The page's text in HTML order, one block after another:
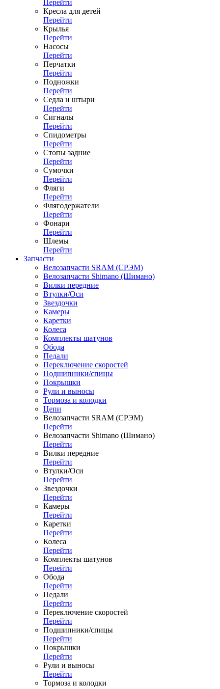
Перейти
Кресла для детей
Перейти
Крылья
Перейти
Насосы
Перейти
Перчатки
Перейти
Подножки
Перейти
Седла и штыри
Перейти
Сигналы
Перейти
Спидометры
Перейти
Стопы задние
Перейти
Сумочки
Перейти
Фляги
Перейти
Флягодержатели
Перейти
Фонари
Перейти
Шлемы
Перейти
Запчасти
Велозапчасти SRAM (СРЭМ)
Велозапчасти Shimano (Шимано)
Вилки передние
Втулки/Оси
Звездочки
Камеры
Каретки
Колеса
Комплекты шатунов
Обода
Педали
Переключение скоростей
Подшипники/спицы
Покрышки
Рули и выносы
Тормоза и колодки
Цепи
Велозапчасти SRAM (СРЭМ)
Перейти
Велозапчасти Shimano (Шимано)
Перейти
Вилки передние
Перейти
Втулки/Оси
Перейти
Звездочки
Перейти
Камеры
Перейти
Каретки
Перейти
Колеса
Перейти
Комплекты шатунов
Перейти
Обода
Перейти
Педали
Перейти
Переключение скоростей
Перейти
Подшипники/спицы
Перейти
Покрышки
Перейти
Рули и выносы
Перейти
Тормоза и колодки